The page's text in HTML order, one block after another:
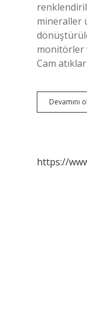
mineraller
monitörler
Cam
Devamını
https://